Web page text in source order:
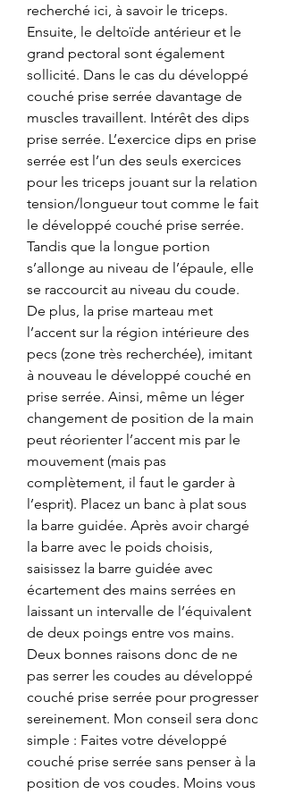
recherché ici, à savoir le triceps.
Ensuite, le deltoïde antérieur et le
grand pectoral sont également
sollicité. Dans le cas du développé
couché prise serrée davantage de
muscles travaillent. Intérêt des dips
prise serrée. L’exercice dips en prise
serrée est l’un des seuls exercices
pour les triceps jouant sur la relation
tension/longueur tout comme le fait
le développé couché prise serrée.
Tandis que la longue portion
s’allonge au niveau de l’épaule, elle
se raccourcit au niveau du coude.
De plus, la prise marteau met
l’accent sur la région intérieure des
pecs (zone très recherchée), imitant
à nouveau le développé couché en
prise serrée. Ainsi, même un léger
changement de position de la main
peut réorienter l’accent mis par le
mouvement (mais pas
complètement, il faut le garder à
l’esprit). Placez un banc à plat sous
la barre guidée. Après avoir chargé
la barre avec le poids choisis,
saisissez la barre guidée avec
écartement des mains serrées en
laissant un intervalle de l’équivalent
de deux poings entre vos mains.
Deux bonnes raisons donc de ne
pas serrer les coudes au développé
couché prise serrée pour progresser
sereinement. Mon conseil sera donc
simple : Faites votre développé
couché prise serrée sans penser à la
position de vos coudes. Moins vous